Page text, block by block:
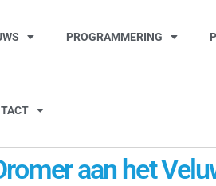
PROGRAMMERING
aan het